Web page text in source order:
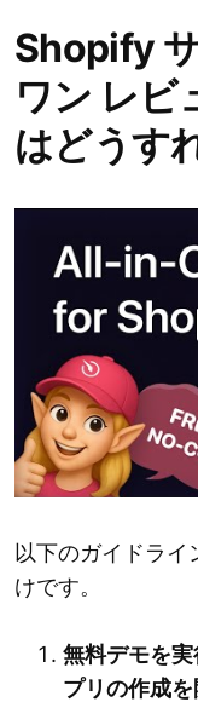
Shopify
ワン レビ
はどうす
以下のガイドライ
けです。
無料デモを
プリの作成を